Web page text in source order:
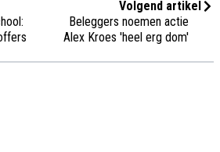
Volgend artikel
Beleggers noemen actie
Alex Kroes 'heel erg dom'